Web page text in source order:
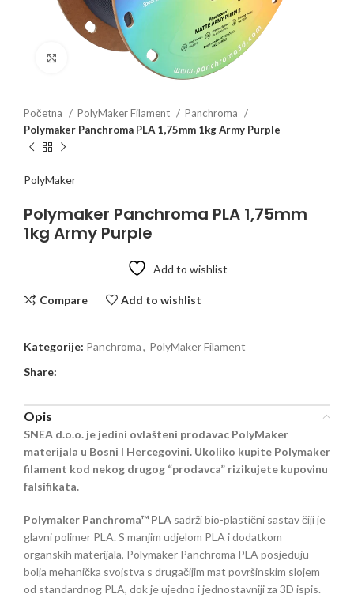
Click to enlarge
Početna PolyMaker Filament
Panchroma
Polymaker Panchroma PLA 1,75mm 1kg Army Purple
PolyMaker
Polymaker Panchroma PLA 1,75mm
1kg Army Purple
Add to wishlist
Compare Add to wishlist
Kategorije: Panchroma, PolyMaker Filament
Share:
Opis
SNEA d.o.o. je jedini ovlašteni prodavac PolyMaker
materijala u Bosni I Hercegovini. Ukoliko kupite Polymaker
filament kod nekog drugog “prodavca” rizikujete kupovinu
falsifikata.
Polymaker Panchroma™ PLA sadrži bio-plastični sastav čiji je
glavni polimer PLA. S manjim udjelom PLA i dodatkom
organskih materijala, Polymaker Panchroma PLA posjeduju
bolja mehanička svojstva s drugačijim mat površinskim slojem
od standardnog PLA, dok je ujedno i jednostavniji za 3D ispis.